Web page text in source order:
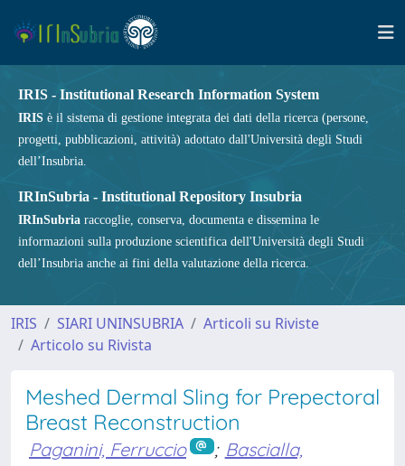
IRIS - Institutional Research Information System
IRIS è il sistema di gestione integrata dei dati della ricerca (persone,
progetti, pubblicazioni, attività) adottato dall'Università degli Studi
dell’Insubria.
IRInSubria - Institutional Repository Insubria
IRInSubria raccoglie, conserva, documenta e dissemina le
informazioni sulla produzione scientifica dell'Università degli Studi
dell’Insubria anche ai fini della valutazione della ricerca.
IRIS SIARI UNINSUBRIA
Articoli su Riviste
Articolo su Rivista
Meshed Dermal Sling for Prepectoral
Breast Reconstruction
Paganini, Ferruccio ; Bascialla,